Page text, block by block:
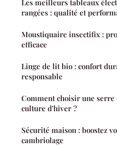
Les meilleurs tableaux
rangées : qualité et
Moustiquaire insectifix :
efficace
Linge de lit bio : confort
responsable
Comment choisir une
culture d'hiver ?
Sécurité maison : boostez
cambriolage